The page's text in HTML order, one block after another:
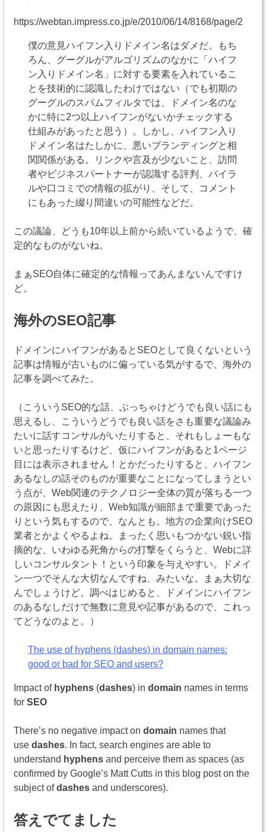
https://webtan.impress.co.jp/e/2010/06/14/8168/page/2
僕の意見ハイフン入りドメイン名はダメだ。もち
ろん、グーグルがアルゴリズムのなかに「ハイフ
ン入りドメイン名」に対する要素を入れているこ
とを技術的に認識したわけではない（でも初期の
グーグルのスパムフィルタでは、ドメイン名のな
かに特に2つ以上ハイフンがないかチェックする
仕組みがあったと思う）。しかし、ハイフン入り
ドメイン名はたしかに、悪いブランディングと相
関関係がある。リンクや言及が少ないこと、訪問
者やビジネスパートナーが認識する評判、バイラ
ルや口コミでの情報の拡がり、そして、コメント
にもあった綴り間違いの可能性などだ。
この議論、どうも10年以上前から続いているようで、確
定的なものがないね。
まぁSEO自体に確定的な情報ってあんまないんですけ
ど。
海外のSEO記事
ドメインにハイフンがあるとSEOとして良くないという
記事は情報が古いものに偏っている気がするで、海外の
記事を調べてみた。
（こういうSEO的な話、ぶっちゃけどうでも良い話にも
思えるし、こういうどうでも良い話をさも重要な議論み
たいに話すコンサルがいたりすると、それもしょーもな
いと思ったりするけど、仮にハイフンがあると1ページ
目には表示されません！とかだったりすると、ハイフン
あるなしの話そのものが重要なことになってしまうとい
う点が、Web関連のテクノロジー全体の質が落ちる一つ
の原因にも思えたり、Web知識が細部まで重要であった
りという気もするので、なんとも。地方の企業向けSEO
業者とかよくやるよね。まったく思いもつかない鋭い指
摘的な、いわゆる死角からの打撃をくらうと、Webに詳
しいコンサルタント！という印象を与えやすい。ドメイ
ン一つでそんな大切なんですね、みたいな。まぁ大切な
んでしょうけど。調べはじめると、ドメインにハイフン
のあるなしだけで無数に意見や記事があるので、これっ
てどうなのよと。）
The use of hyphens (dashes) in domain names:
good or bad for SEO and users?
Impact of hyphens (dashes) in domain names in terms
for SEO
There’s no negative impact on domain names that
use dashes. In fact, search engines are able to
understand hyphens and perceive them as spaces (as
confirmed by Google’s Matt Cutts in this blog post on the
subject ofdashes and underscores).
答えでてました